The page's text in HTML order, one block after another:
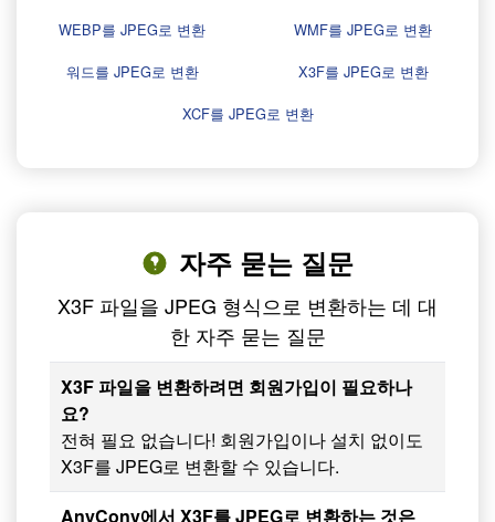
WEBP를 JPEG로 변환
WMF를 JPEG로 변환
워드를 JPEG로 변환
X3F를 JPEG로 변환
XCF를 JPEG로 변환
자주 묻는 질문
X3F 파일을 JPEG 형식으로 변환하는 데 대
한 자주 묻는 질문
X3F 파일을 변환하려면 회원가입이 필요하나
요?
전혀 필요 없습니다! 회원가입이나 설치 없이도
X3F를 JPEG로 변환할 수 있습니다.
AnyConv에서 X3F를 JPEG로 변환하는 것은